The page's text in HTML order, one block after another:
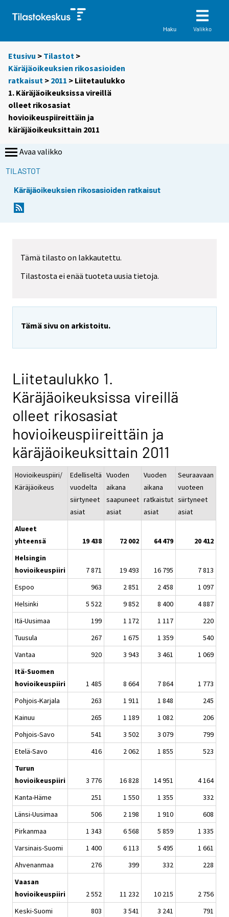
Haku Valikko
Etusivu > Tilastot >
Käräjäoikeuksien rikosasioiden
ratkaisut > 2011 > Liitetaulukko
1. Käräjäoikeuksissa vireillä
olleet rikosasiat
hovioikeuspiireittäin ja
käräjäoikeuksittain 2011
Avaa valikko
TILASTOT
Käräjäoikeuksien rikosasioiden ratkaisut
Tämä tilasto on lakkautettu.
Tilastosta ei enää tuoteta uusia tietoja.
Tämä sivu on arkistoitu.
Liitetaulukko 1.
Käräjäoikeuksissa vireillä
olleet rikosasiat
hovioikeuspiireittäin ja
käräjäoikeuksittain 2011
Hovioikeuspiiri/
Käräjäoikeus
Edelliseltä
vuodelta
siirtyneet
asiat
Vuoden
aikana
saapuneet
asiat
Vuoden
aikana
ratkaistut
asiat
Seuraavaan
vuoteen
siirtyneet
asiat
Alueet
yhteensä
19 438 72 002 64 479
20 412
Helsingin
hovioikeuspiiri
7 871 19 493 16 795
7 813
Espoo
963 2 851 2 458
1 097
Helsinki
5 522 9 852 8 400
4 887
Itä-Uusimaa
199 1 172 1 117
220
Tuusula
267 1 675 1 359
540
Vantaa
920 3 943 3 461
1 069
Itä-Suomen
hovioikeuspiiri
1 485 8 664 7 864
1 773
Pohjois-Karjala
263 1 911 1 848
245
Kainuu
265 1 189 1 082
206
Pohjois-Savo
541 3 502 3 079
799
Etelä-Savo
416 2 062 1 855
523
Turun
hovioikeuspiiri
3 776 16 828 14 951
4 164
Kanta-Häme
251 1 550 1 355
332
Länsi-Uusimaa
506 2 198 1 910
608
Pirkanmaa
1 343 6 568 5 859
1 335
Varsinais-Suomi
1 400 6 113 5 495
1 661
Ahvenanmaa
276 399 332
228
Vaasan
hovioikeuspiiri
2 552 11 232 10 215
2 756
Keski-Suomi
803 3 541 3 241 791